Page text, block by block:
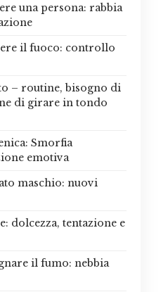
una persona: rabbia
il fuoco: controllo
– routine, bisogno di
di girare in tondo
Smorfia
emotiva
maschio: nuovi
dolcezza, tentazione e
il fumo: nebbia